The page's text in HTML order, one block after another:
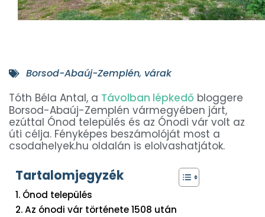
Borsod-Abaúj-Zemplén, várak
Tóth Béla Antal, a Távolban lépkedő bloggere
Borsod-Abaúj-Zemplén vármegyében járt,
ezúttal Ónod település és az Ónodi vár volt az
úti célja. Fényképes beszámolóját most a
csodahelyek.hu oldalán is elolvashatjátok.
Tartalomjegyzék
Ónod település
Az ónodi vár története 1508 után